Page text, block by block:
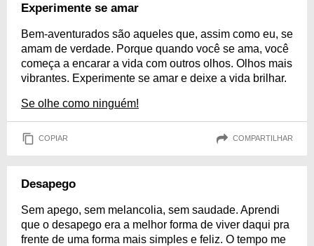
Experimente se amar
Bem-aventurados são aqueles que, assim como eu, se
amam de verdade. Porque quando você se ama, você
começa a encarar a vida com outros olhos. Olhos mais
vibrantes. Experimente se amar e deixe a vida brilhar.
Se olhe como ninguém!
COPIAR COMPARTILHAR
Desapego
Sem apego, sem melancolia, sem saudade. Aprendi
que o desapego era a melhor forma de viver daqui pra
frente de uma forma mais simples e feliz. O tempo me